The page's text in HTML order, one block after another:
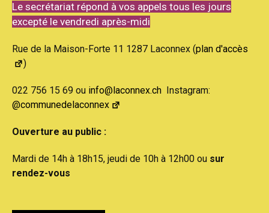
Le secrétariat répond à vos appels tous les jours
excepté le vendredi après-midi
Rue de la Maison-Forte 11 1287 Laconnex (plan d'accès
)
022 756 15 69 ou info@laconnex.ch Instagram:
@communedelaconnex
Ouverture au public :
Mardi de 14h à 18h15, jeudi de 10h à 12h00 ou sur
rendez-vous